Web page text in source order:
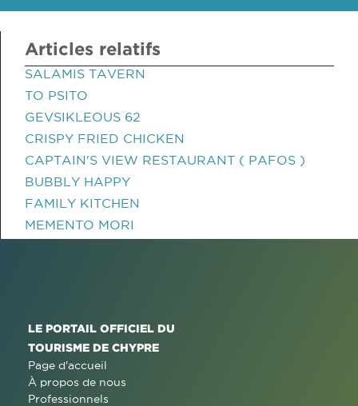
Articles relatifs
SALAMIS TAVERN
TO PSITO
GEVSIKLEOUS 62
CRISPY FRIED CHICKEN
CAPTAIN'S VIEW RESTAURANT ( PAFOS )
BUBBLY HAPPY
FAMILY KITCHEN
MEMENTO MORI
LE PORTAIL OFFICIEL DU
TOURISME DE CHYPRE
Page d'accueil
À propos de nous
Professionnels